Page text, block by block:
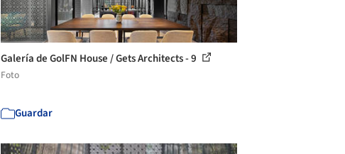
Galería de GolFN House / Gets Architects - 9
Foto
Guardar